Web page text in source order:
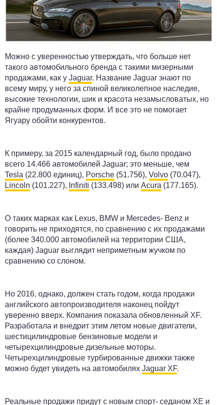
Можно с уверенностью утверждать, что больше нет
такого автомобильного бренда с такими мизерными
продажами, как у Jaguar. Название Jaguar знают по
всему миру, у него за спиной великолепное наследие,
высокие технологии, шик и красота незамысловатых, но
крайне продуманных форм. И все это не помогает
Ягуару обойти конкурентов.
К примеру, за 2015 календарный год, было продано
всего 14.466 автомобилей Jaguar; это меньше, чем
Tesla (22.800 единиц), Porsche (51.756), Volvo (70.047),
Lincoln (101.227), Infiniti (133.498) или Acura (177.165).
О таких марках как Lexus, BMW и Mercedes- Benz и
говорить не приходятся, по сравнению с их продажами
(более 340.000 автомобилей на территории США,
каждая) Jaguar выглядит неприметным жучком по
сравнению со слоном.
Но 2016, однако, должен стать годом, когда продажи
английского автопроизводителя наконец пойдут
уверенно вверх. Компания показала обновленный XF.
Разработала и внедрит этим летом новые двигатели,
шестицилиндровые бензиновые модели и
четырехцилиндровые дизельные моторы.
Четырехцилиндровые турбированные движки также
можно будет увидеть на автомобилях Jaguar XF.
Реальные продажи придут с новым спорт- седаном XE и